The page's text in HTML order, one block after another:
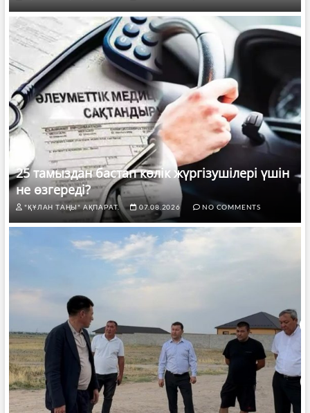
25 тамыздан бастап көлік жүргізушілері үшін
не өзгереді?
"ҚҰЛАН ТАҢЫ" АҚПАРАТ. 07.08.2026 NO COMMENTS